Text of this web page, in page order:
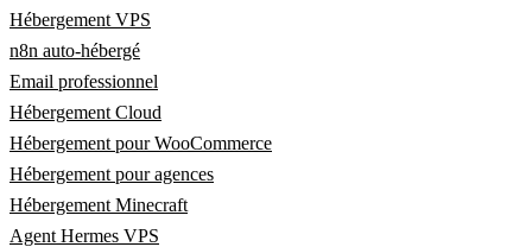
Hébergement VPS
n8n auto-hébergé
Email professionnel
Hébergement Cloud
Hébergement pour WooCommerce
Hébergement pour agences
Hébergement Minecraft
Agent Hermes VPS